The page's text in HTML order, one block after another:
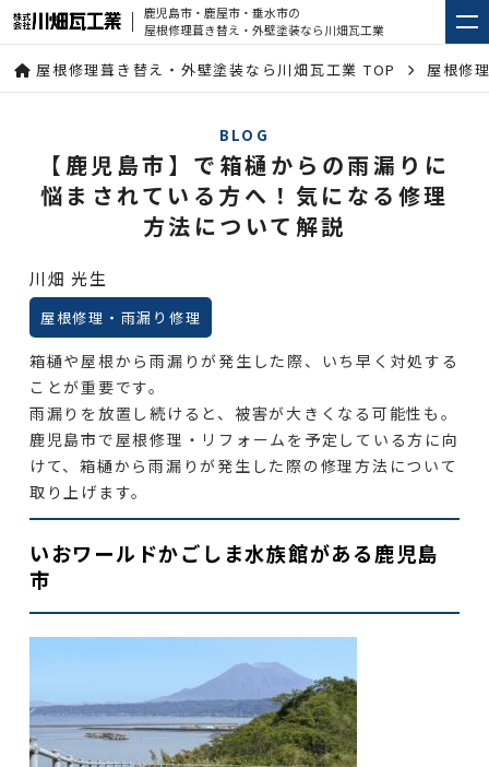
鹿児島市・鹿屋市・垂水市の
屋根修理葺き替え・外壁塗装なら川畑瓦工業
屋根修理葺き替え・外壁塗装なら川畑瓦工業 TOP 屋根修
BLOG
【鹿児島市】で箱樋からの雨漏りに
悩まされている方へ！気になる修理
方法について解説
川畑 光生
屋根修理・雨漏り修理
箱樋や屋根から雨漏りが発生した際、いち早く対処する
ことが重要です。
雨漏りを放置し続けると、被害が大きくなる可能性も。
鹿児島市で屋根修理・リフォームを予定している方に向
けて、箱樋から雨漏りが発生した際の修理方法について
取り上げます。
いおワールドかごしま水族館がある鹿児島
市